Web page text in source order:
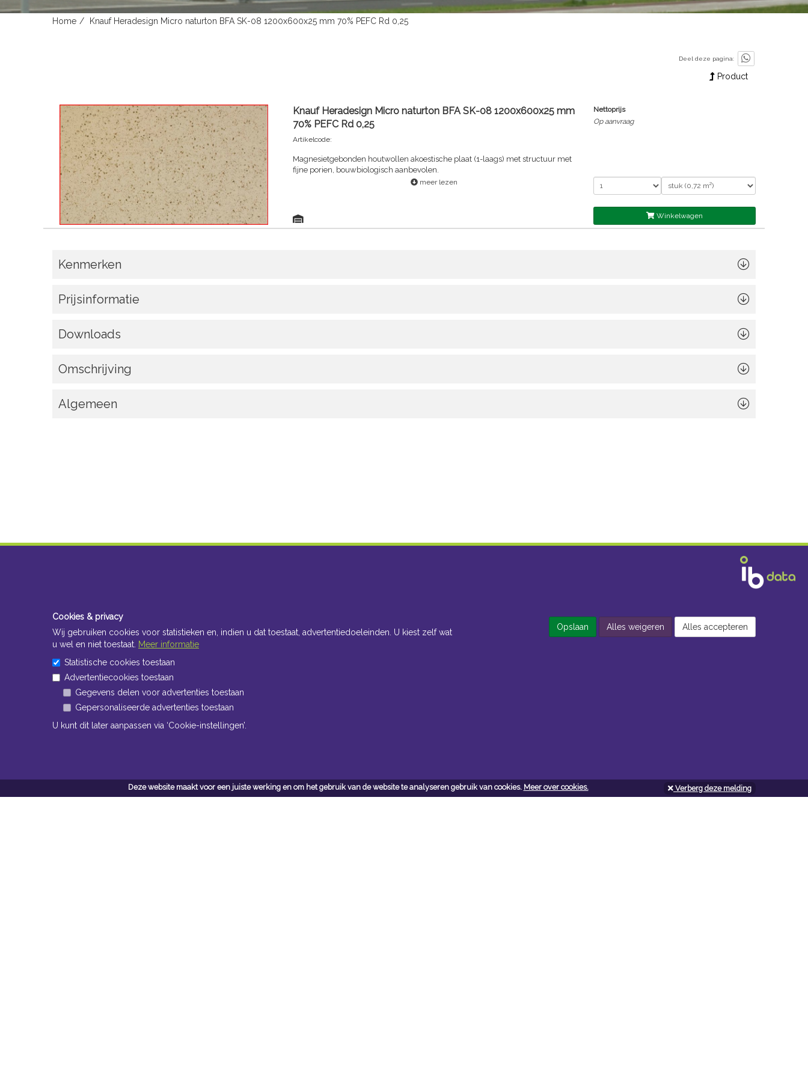
Deze website maakt voor een juiste werking en om het gebruik van de website te analyseren gebruik van cookies. Meer over cookies. Verberg deze melding
Home Knauf Heradesign Micro naturton BFA SK-08 1200x600x25 mm 70% PEFC Rd 0,25
Deel deze pagina:
Product
Knauf Heradesign Micro naturton BFA SK-08 1200x600x25 mm
70% PEFC Rd 0,25
Artikelcode:
Magnesietgebonden houtwollen akoestische plaat (1-laags) met structuur met
fijne porien, bouwbiologisch aanbevolen.
meer lezen
Nettoprijs
Op aanvraag
Winkelwagen
Kenmerken
Prijsinformatie
Downloads
Omschrijving
Algemeen
Cookies & privacy
Wij gebruiken cookies voor statistieken en, indien u dat toestaat, advertentiedoeleinden. U kiest zelf wat
u wel en niet toestaat. Meer informatie
Statistische cookies toestaan
Advertentiecookies toestaan
Gegevens delen voor advertenties toestaan
Gepersonaliseerde advertenties toestaan
U kunt dit later aanpassen via ‘Cookie-instellingen’.
Opslaan Alles weigeren Alles accepteren